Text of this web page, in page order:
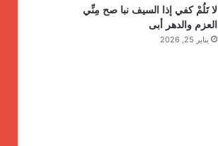
لا تَلُمْ كفي إذا السيف نبا صح مِنِّي
العزم والدهر أبى
يناير 25, 2026